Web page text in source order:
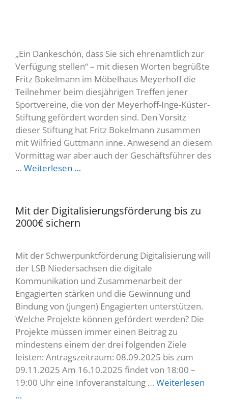
„Ein Dankeschön, dass Sie sich ehrenamtlich zur
Verfügung stellen“ – mit diesen Worten begrüßte
Fritz Bokelmann im Möbelhaus Meyerhoff die
Teilnehmer beim diesjährigen Treffen jener
Sportvereine, die von der Meyerhoff-Inge-Küster-
Stiftung gefördert worden sind. Den Vorsitz
dieser Stiftung hat Fritz Bokelmann zusammen
mit Wilfried Guttmann inne. Anwesend an diesem
Vormittag war aber auch der Geschäftsführer des
… Weiterlesen …
Mit der Digitalisierungsförderung bis zu
2000€ sichern
Mit der Schwerpunktförderung Digitalisierung will
der LSB Niedersachsen die digitale
Kommunikation und Zusammenarbeit der
Engagierten stärken und die Gewinnung und
Bindung von (jungen) Engagierten unterstützen.
Welche Projekte können gefördert werden? Die
Projekte müssen immer einen Beitrag zu
mindestens einem der drei folgenden Ziele
leisten: Antragszeitraum: 08.09.2025 bis zum
09.11.2025 Am 16.10.2025 findet von 18:00 –
19:00 Uhr eine Infoveranstaltung … Weiterlesen
…